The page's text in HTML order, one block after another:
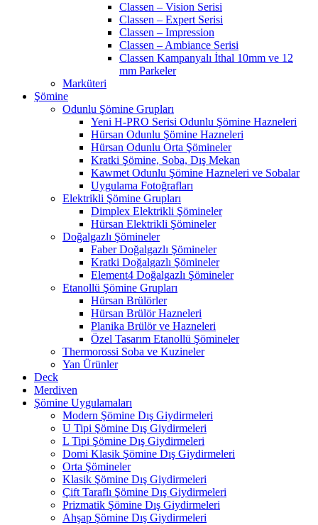
Classen – Vision Serisi
Classen – Expert Serisi
Classen – Impression
Classen – Ambiance Serisi
Classen Kampanyalı İthal 10mm ve 12
mm Parkeler
Marküteri
Şömine
Odunlu Şömine Grupları
Yeni H-PRO Serisi Odunlu Şömine Hazneleri
Hürsan Odunlu Şömine Hazneleri
Hürsan Odunlu Orta Şömineler
Kratki Şömine, Soba, Dış Mekan
Kawmet Odunlu Şömine Hazneleri ve Sobalar
Uygulama Fotoğrafları
Elektrikli Şömine Grupları
Dimplex Elektrikli Şömineler
Hürsan Elektrikli Şömineler
Doğalgazlı Şömineler
Faber Doğalgazlı Şömineler
Kratki Doğalgazlı Şömineler
Element4 Doğalgazlı Şömineler
Etanollü Şömine Grupları
Hürsan Brülörler
Hürsan Brülör Hazneleri
Planika Brülör ve Hazneleri
Özel Tasarım Etanollü Şömineler
Thermorossi Soba ve Kuzineler
Yan Ürünler
Deck
Merdiven
Şömine Uygulamaları
Modern Şömine Dış Giydirmeleri
U Tipi Şömine Dış Giydirmeleri
L Tipi Şömine Dış Giydirmeleri
Domi Klasik Şömine Dış Giydirmeleri
Orta Şömineler
Klasik Şömine Dış Giydirmeleri
Çift Taraflı Şömine Dış Giydirmeleri
Prizmatik Şömine Dış Giydirmeleri
Ahşap Şömine Dış Giydirmeleri